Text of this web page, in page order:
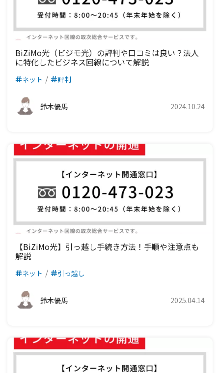
BiZiMo光（ビジモ光）の評判や口コミは良い？法人
に特化したビジネス回線について解説
ネット 評判
鈴木優馬 2024.10.24
【BiZiMo光】引っ越し手続き方法！手順や注意点も
解説
ネット 引っ越し
鈴木優馬 2025.04.14